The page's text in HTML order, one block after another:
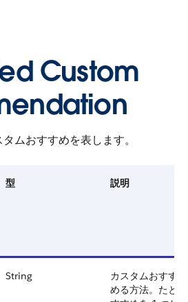
Custom
ムおすすめを表します。
型 説明
String
カスタムおすす
める方法。たと